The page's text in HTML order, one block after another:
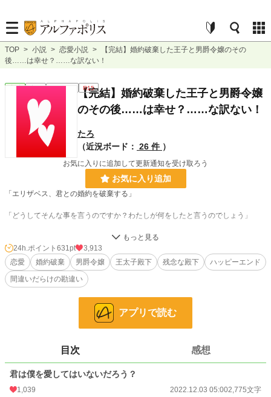
TOP > 小説 > 恋愛小説 >
【完結】婚約破棄した王子と男爵令嬢のその
後……は幸せ？……な訳ない！
恋愛 完結 ｼｮｰﾄｼｮｰﾄ R15
【完結】婚約破棄した王子と男爵令嬢
のその後……は幸せ？……な訳ない！
たろ
（近況ボード： 26 件 ）
お気に入りに追加して更新通知を受け取ろう
お気に入り追加
「エリザベス、君との婚約を破棄する」
「どうしてそんな事を言うのですか？わたしが何をしたと言うのでしょう」
「君は僕の愛するイライザに対して嫌がらせをしただろう、そんな意地の悪い君
のことは愛せないし結婚など出来ない」
「……愛せない……わかりました。殿下……の言葉を……受け入れます」
この話は婚約破棄をして、父親である陛下に嘘で固めて公爵令嬢のエリザベスを
嫡される王子のその後のお話です。
頭脳明晰、眉目秀麗、みんなが振り向くかっこいい殿下……なのにエリザベスの
前では残念な男。
24h.ポイント 631pt
3,913
恋愛
婚約破棄 男爵令嬢 王太子殿下 残念な殿下
ハッピーエンド
間違いだらけの勘違い
アプリで読む
目次 感想
君は僕を愛してはいないだろう？
1,039 2022.12.03 05:002,775文字